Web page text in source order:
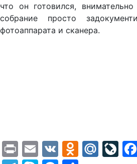
что он готовился,
собрание просто
фотоаппарата и сканера.
PrintEmail
VK